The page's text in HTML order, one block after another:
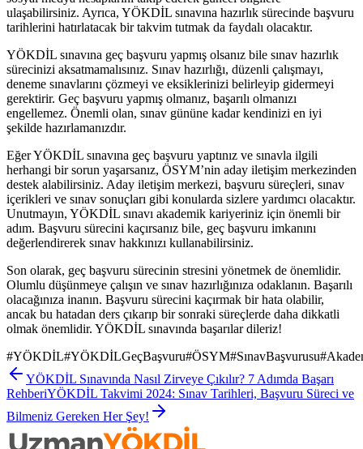
ulaşabilirsiniz. Ayrıca, YÖKDİL sınavına hazırlık sürecinde başvuru
tarihlerini hatırlatacak bir takvim tutmak da faydalı olacaktır.
YÖKDİL sınavına geç başvuru yapmış olsanız bile sınav hazırlık
sürecinizi aksatmamalısınız. Sınav hazırlığı, düzenli çalışmayı,
deneme sınavlarını çözmeyi ve eksiklerinizi belirleyip gidermeyi
gerektirir. Geç başvuru yapmış olmanız, başarılı olmanızı
engellemez. Önemli olan, sınav gününe kadar kendinizi en iyi
şekilde hazırlamanızdır.
Eğer YÖKDİL sınavına geç başvuru yaptınız ve sınavla ilgili
herhangi bir sorun yaşarsanız, ÖSYM’nin aday iletişim merkezinden
destek alabilirsiniz. Aday iletişim merkezi, başvuru süreçleri, sınav
içerikleri ve sınav sonuçları gibi konularda sizlere yardımcı olacaktır.
Unutmayın, YÖKDİL sınavı akademik kariyeriniz için önemli bir
adım. Başvuru sürecini kaçırsanız bile, geç başvuru imkanını
değerlendirerek sınav hakkınızı kullanabilirsiniz.
Son olarak, geç başvuru sürecinin stresini yönetmek de önemlidir.
Olumlu düşünmeye çalışın ve sınav hazırlığınıza odaklanın. Başarılı
olacağınıza inanın. Başvuru sürecini kaçırmak bir hata olabilir,
ancak bu hatadan ders çıkarıp bir sonraki süreçlerde daha dikkatli
olmak önemlidir. YÖKDİL sınavında başarılar dileriz!
#YÖKDİL#YÖKDİLGeçBaşvuru#ÖSYM#SınavBaşvurusu#
YÖKDİL Sınavında Nasıl Zirveye Çıkılır? 7 Adımda Başarı
RehberiYÖKDİL Takvimi 2024: Sınav Tarihleri, Başvuru Süreci ve
Bilmeniz Gereken Her Şey!